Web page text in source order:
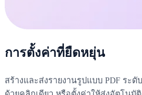
การตั้งค่าที่ยืดหยุ่น
สร้างและส่งรายงานรูปแบบ PDF ระ